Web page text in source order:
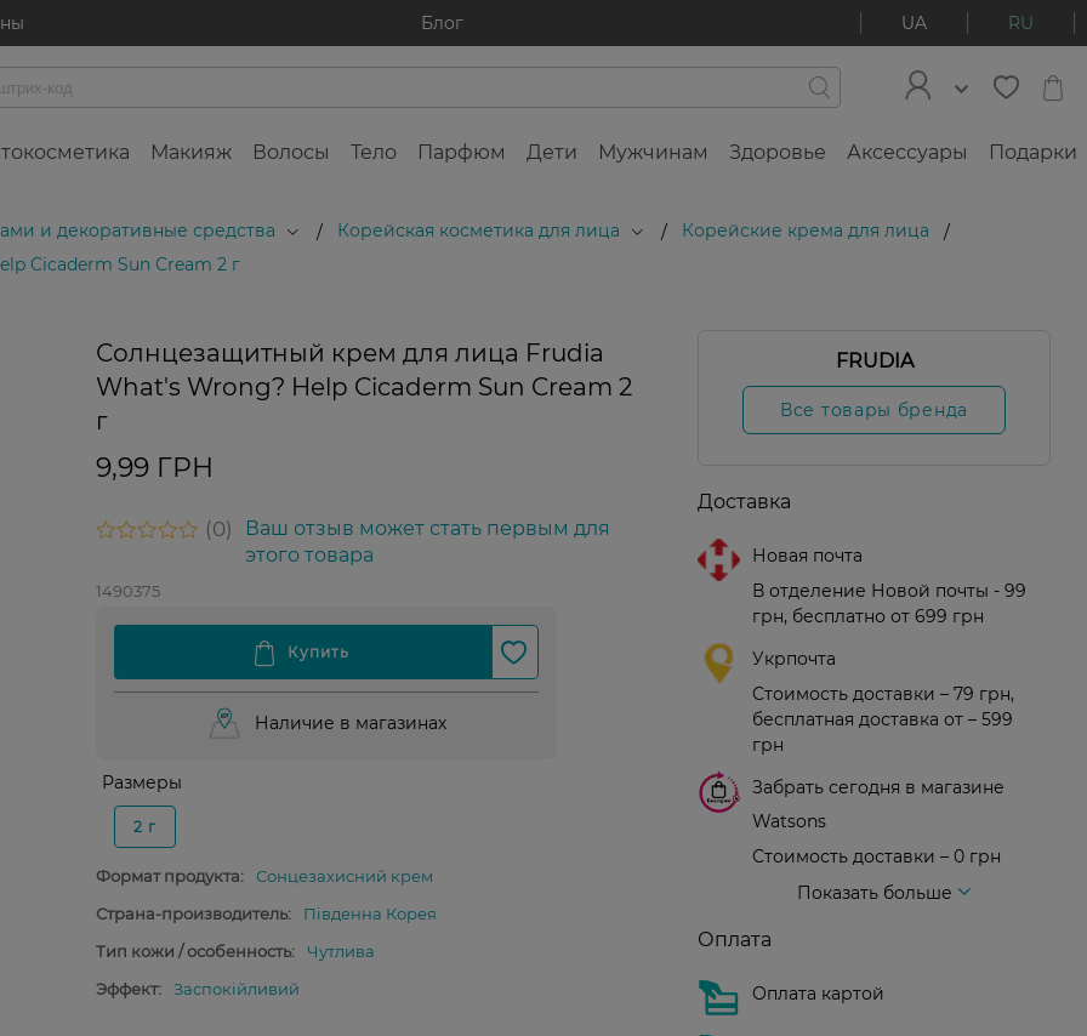
Блог UA RU
Макияж Волосы Тело Парфюм Дети Мужчинам Здоровье Аксессуары Подарки
и декоративные средства / Корейская косметика для лица / Корейские крема для лица
/
Cicaderm Sun Cream 2 г
Солнцезащитный крем для лица Frudia
What's Wrong? Help Cicaderm Sun Cream 2
г
9,99 ГРН
0
Ваш отзыв может стать первым для
этого товара
1490375
Наличие в магазинах
Размеры
2 г
Формат продукта:
Сонцезахисний крем
Страна-производитель:
Південна Корея
Тип кожи / особенность:
Чутлива
Эффект:
Заспокійливий
FRUDIA
Все товары бренда
Доставка
Новая почта
В отделение Новой почты - 99
грн, бесплатно от 699 грн
Укрпочта
Стоимость доставки – 79 грн,
бесплатная доставка от – 599
грн
Забрать сегодня в магазине
Watsons
Стоимость доставки – 0 грн
Показать больше
Оплата
Оплата картой